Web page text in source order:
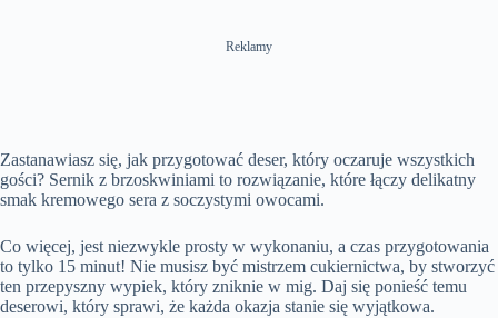
Reklamy
Zastanawiasz się, jak przygotować deser, który oczaruje wszystkich
gości? Sernik z brzoskwiniami to rozwiązanie, które łączy delikatny
smak kremowego sera z soczystymi owocami.
Co więcej, jest niezwykle prosty w wykonaniu, a czas przygotowania
to tylko 15 minut! Nie musisz być mistrzem cukiernictwa, by stworzyć
ten przepyszny wypiek, który zniknie w mig. Daj się ponieść temu
deserowi, który sprawi, że każda okazja stanie się wyjątkowa.